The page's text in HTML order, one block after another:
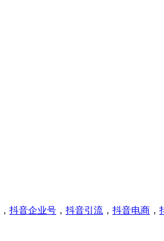
， 抖音企业号 ， 抖音引流 ， 抖音电商 ，